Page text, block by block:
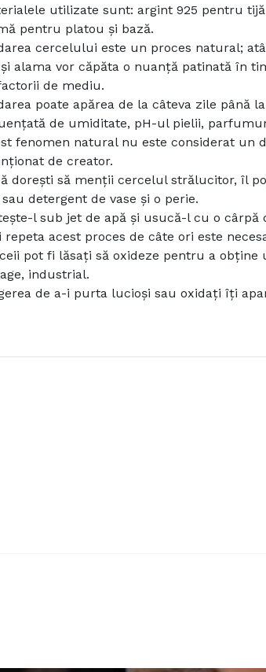
utilizate sunt: argint 925 pentru
pentru platou și bază.
cercelului este un proces natural;
alama vor căpăta o nuanță patinată în
de mediu.
poate apărea de la câteva zile până
de umiditate, pH-ul pielii,
fenomen natural nu este considerat un
de creator.
dorești să menții cercelul strălucitor, îl
sau detergent de vase și o perie.
l sub jet de apă și usucă-l cu o cârpă
repeta acest proces de câte ori este
pot fi lăsați să oxideze pentru a obține
industrial.
de a-i purta lucioși sau oxidați îți